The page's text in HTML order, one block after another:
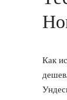
Как